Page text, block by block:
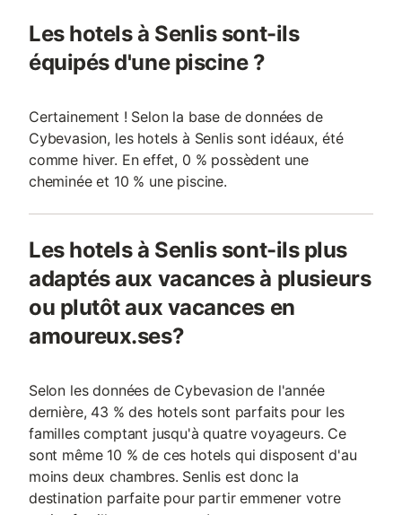
Les hotels à Senlis sont-ils
équipés d'une piscine ?
Certainement ! Selon la base de données de
Cybevasion, les hotels à Senlis sont idéaux, été
comme hiver. En effet, 0 % possèdent une
cheminée et 10 % une piscine.
Les hotels à Senlis sont-ils plus
adaptés aux vacances à plusieurs
ou plutôt aux vacances en
amoureux.ses?
Selon les données de Cybevasion de l'année
dernière, 43 % des hotels sont parfaits pour les
familles comptant jusqu'à quatre voyageurs. Ce
sont même 10 % de ces hotels qui disposent d'au
moins deux chambres. Senlis est donc la
destination parfaite pour partir emmener votre